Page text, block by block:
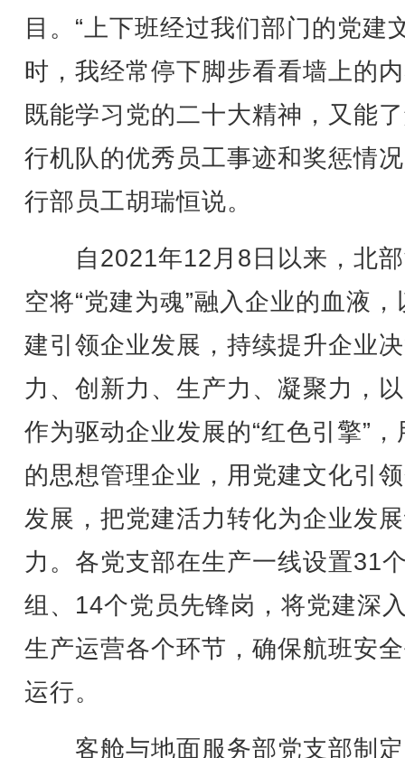
目。“上下班经过我们部门的党建
时，我经常停下脚步看看墙上的
既能学习党的二十大精神，又能
行机队的优秀员工事迹和奖惩情
行部员工胡瑞恒说。
自2021年12月8日以来，北部
空将“党建为魂”融入企业的血液，
建引领企业发展，持续提升企业
力、创新力、生产力、凝聚力，
作为驱动企业发展的“红色引擎”，
的思想管理企业，用党建文化引
发展，把党建活力转化为企业发
力。各党支部在生产一线设置31
组、14个党员先锋岗，将党建深
生产运营各个环节，确保航班安
运行。
客舱与地面服务部党支部制